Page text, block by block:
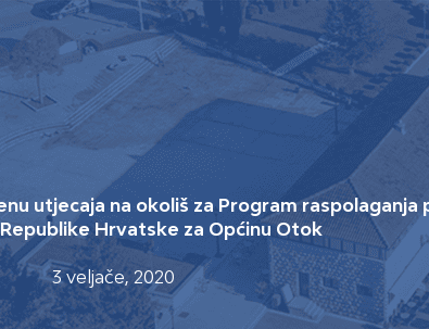
utjecaja na okoliš za Program
Hrvatske za Općinu Otok
3 veljače, 2020